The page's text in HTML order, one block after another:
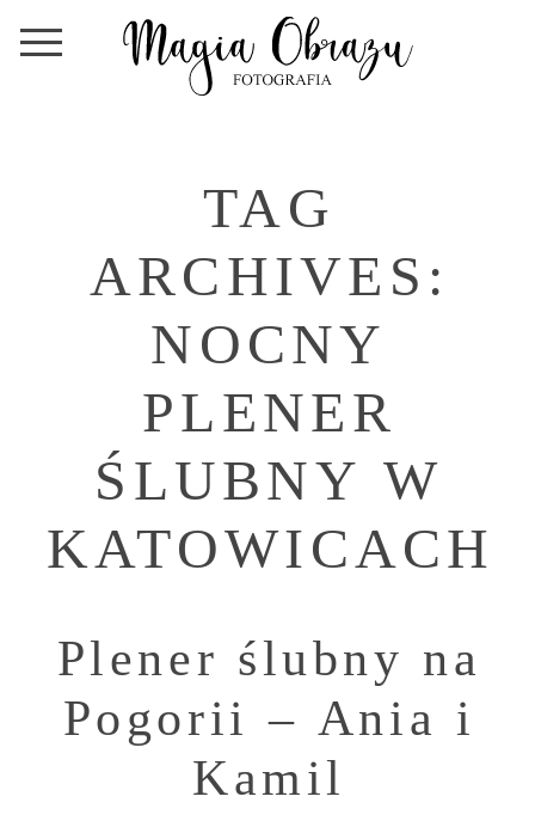
TAG
ARCHIVES:
NOCNY
PLENER
ŚLUBNY W
KATOWICACH
Plener ślubny na
Pogorii – Ania i
Kamil